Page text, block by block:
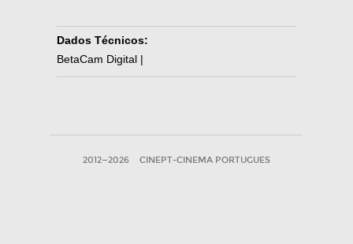
Dados Técnicos:
BetaCam Digital |
2012—2026 CINEPT-CINEMA PORTUGUES